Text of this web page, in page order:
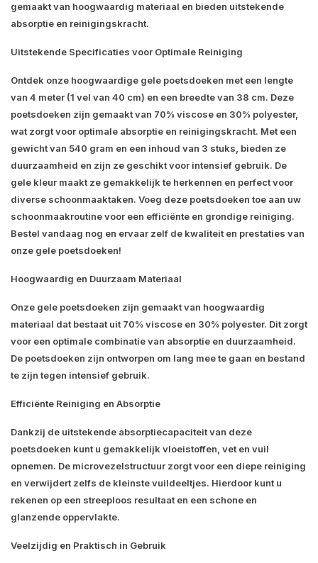
gemaakt van hoogwaardig materiaal en bieden uitstekende
absorptie en reinigingskracht.
Uitstekende Specificaties voor Optimale Reiniging
Ontdek onze hoogwaardige gele poetsdoeken met een lengte
van 4 meter (1 vel van 40 cm) en een breedte van 38 cm. Deze
poetsdoeken zijn gemaakt van 70% viscose en 30% polyester,
wat zorgt voor optimale absorptie en reinigingskracht. Met een
gewicht van 540 gram en een inhoud van 3 stuks, bieden ze
duurzaamheid en zijn ze geschikt voor intensief gebruik. De
gele kleur maakt ze gemakkelijk te herkennen en perfect voor
diverse schoonmaaktaken. Voeg deze poetsdoeken toe aan uw
schoonmaakroutine voor een efficiënte en grondige reiniging.
Bestel vandaag nog en ervaar zelf de kwaliteit en prestaties van
onze gele poetsdoeken!
Hoogwaardig en Duurzaam Materiaal
Onze gele poetsdoeken zijn gemaakt van hoogwaardig
materiaal dat bestaat uit 70% viscose en 30% polyester. Dit zorgt
voor een optimale combinatie van absorptie en duurzaamheid.
De poetsdoeken zijn ontworpen om lang mee te gaan en bestand
te zijn tegen intensief gebruik.
Efficiënte Reiniging en Absorptie
Dankzij de uitstekende absorptiecapaciteit van deze
poetsdoeken kunt u gemakkelijk vloeistoffen, vet en vuil
opnemen. De microvezelstructuur zorgt voor een diepe reiniging
en verwijdert zelfs de kleinste vuildeeltjes. Hierdoor kunt u
rekenen op een streeploos resultaat en een schone en
glanzende oppervlakte.
Veelzijdig en Praktisch in Gebruik